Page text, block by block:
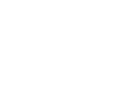
写的是你将要做的那些具体的
应该具体到像一份实验室手册